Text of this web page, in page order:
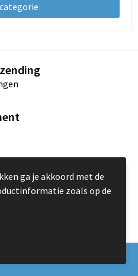
logo
ga je akkoord met de
zoals op de